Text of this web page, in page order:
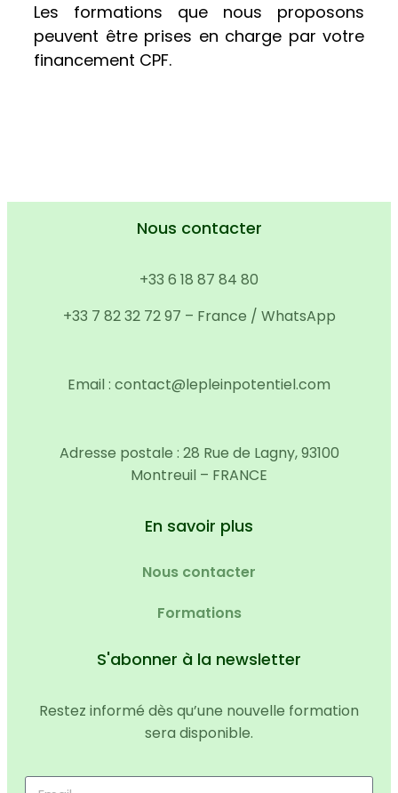
Les formations que nous proposons
peuvent être prises en charge par votre
financement CPF.
Nous contacter
+33 6 18 87 84 80
+33 7 82 32 72 97 – France / WhatsApp
Email : contact@lepleinpotentiel.com
Adresse postale : 28 Rue de Lagny, 93100
Montreuil – FRANCE
En savoir plus
Nous contacter
Formations
S'abonner à la newsletter
Restez informé dès qu’une nouvelle formation
sera disponible.